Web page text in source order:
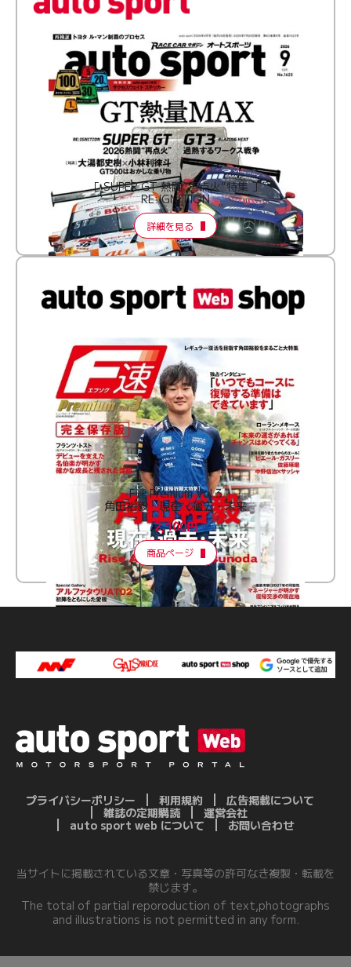
［ SUPER GT 熱闘“再点火”特集 ］
RE:IGNITION
詳細を見る
F速 Premium Vol.3
角田裕毅 現在・過去・未来
2,100円
商品ページ
プライバシーポリシー 利用規約
広告掲載について
雑誌の定期購読
運営会社
auto sport web について
お問い合わせ
当サイトに掲載されている文章・写真等の許可なき複製・転載を
禁じます。
The total of partial reporoduction of text,photographs
and illustrations is not permitted in any form.